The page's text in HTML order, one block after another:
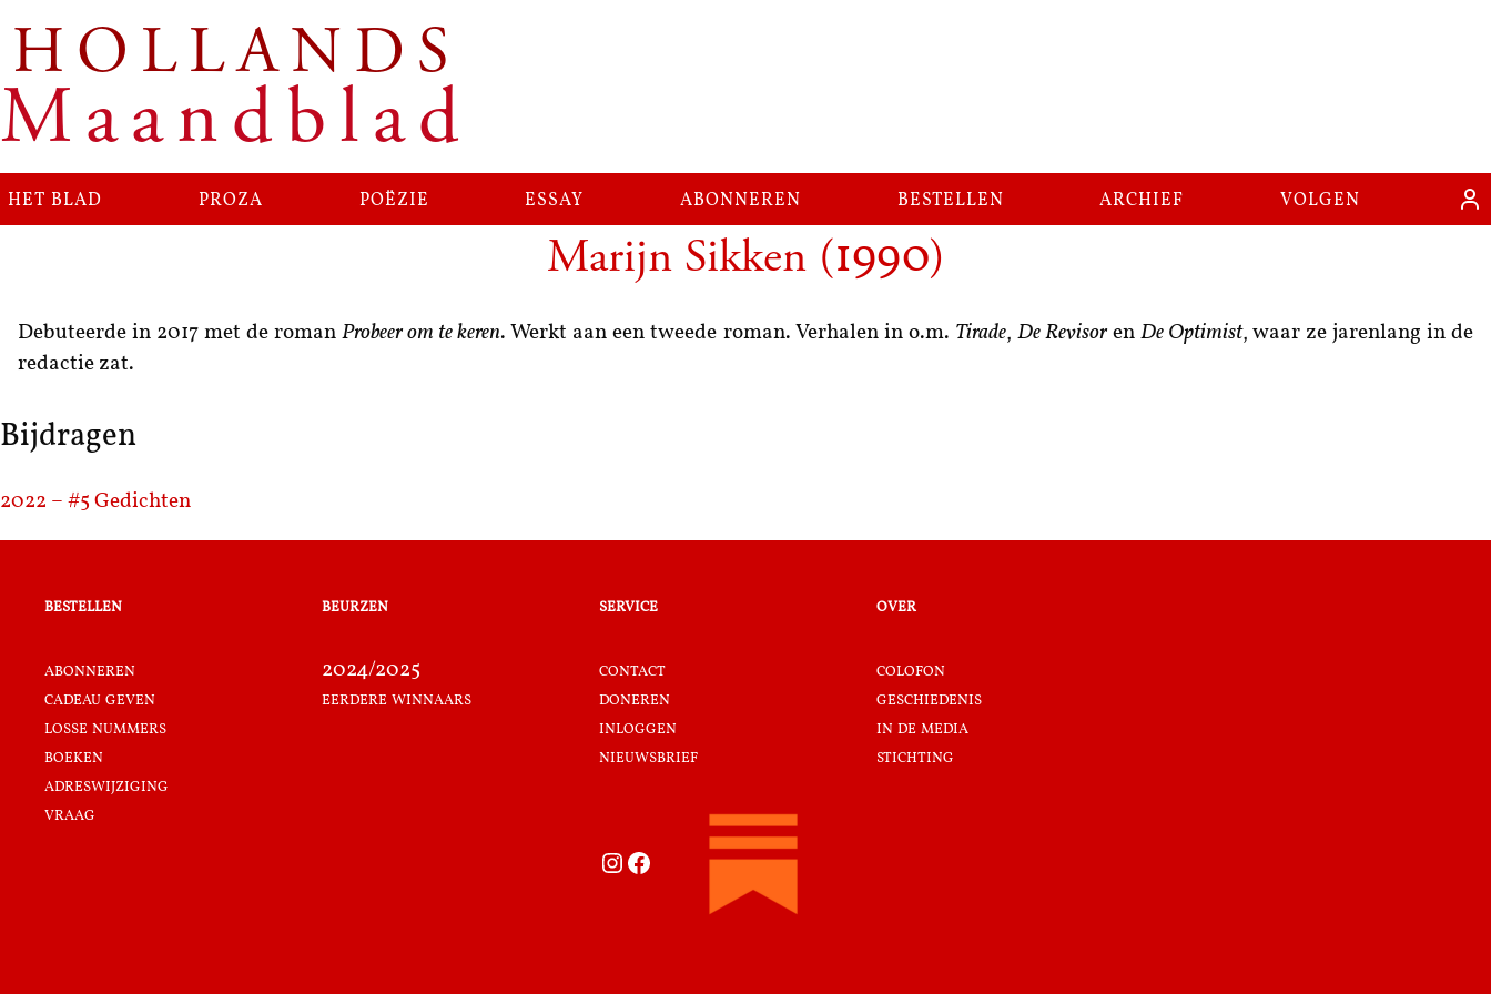
HOLLANDS
Maandblad
het blad proza poëzie essay abonneren bestellen archief volgen
Marijn Sikken(1990)
Debuteerde in 2017 met de romanProbeer om te keren. Werkt aan een tweede roman. Verhalen in o.m. Tirade, De Revisor en De Optimist, waar ze jarenlang in de
redactie zat.
Bijdragen
2022 – #5 Gedichten
bestellen
abonneren
cadeau geven
losse nummers
boeken
adreswijziging
vraag
beurzen
2024/2025
eerdere winnaars
service
contact
doneren
inloggen
nieuwsbrief
Instagram Facebook
over
colofon
geschiedenis
in de media
stichting